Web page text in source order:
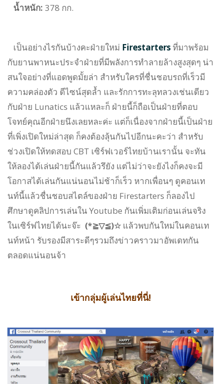
น้ำหนัก: 378 กก.
เป็นอย่างไรกันบ้างคะฝ่ายใหม่ Firestartersที่มาพร้อม
กับยานพาหนะประจำฝ่ายที่มีพลังการทำลายล้างสูงสุดๆ น่า
สนใจอย่างที่แอดพูดมั้ยล่า สำหรับใครที่ชื่นชอบรถที่เร็วมี
ความคล่องตัว ดีไซน์สุดล้ำ และรักการทะลุทลวงเช่นเดียว
กับฝ่าย Lunatics แล้วแหละก็ ฝ่ายนี้ก็ถือเป็นฝ่ายที่ตอบ
โจทย์คุณอีกฝ่ายนึงเลยหละค่ะ แต่ก็เนื่องจากฝ่ายนี้เป็นฝ่าย
ที่เพิ่งเปิดใหม่ล่าสุด ก็คงต้องลุ้นกันไปอีกนะคะว่า สำหรับ
ช่วงเปิดให้ทดสอบ CBT เซิร์ฟเวอร์ไทยบ้านเรานั้น จะทัน
ให้ลองได้เล่นฝ่ายนี้กันแล้วรึยัง แต่ไม่ว่าจะยังไงก็คงจะมี
โอกาสได้เล่นกันแน่นอนไม่ช้าก็เร็ว หากเพื่อนๆ ดูคอนเท
นท์นี้แล้วชื่นชอบสไตล์ของฝ่าย Firestarters ก็ลองไป
ศึกษาดูคลิปการเล่นใน Youtube กันเพิ่มเติมก่อนเล่นจริง
ในเซิร์ฟไทยได้นะจ๊ะ (*≧▽≦)☆ แล้วพบกันใหม่ในคอนเท
นท์หน้า รับรองมีสาระดีๆรวมถึงข่าวคราวมาอัพเดทกัน
ตลอดแน่นอนจ้า
เข้ากลุ่มผู้เล่นไทยที่นี่!